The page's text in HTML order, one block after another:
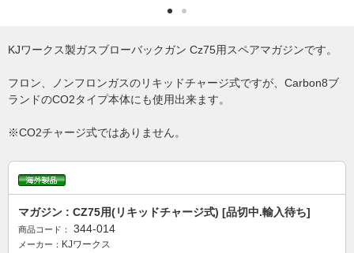
KJワークス製ガスブローバックガン Cz75用スペアマガジンです。
フロン、ノンフロンガスのリキッドチャージ式ですが、Carbon8ブ
ランドのCO2タイプ本体にも使用出来ます。
※CO2チャージ式ではありません。
マガジン : CZ75用(リキッドチャージ式) [品切中.輸入待ち]
商品コード： 344-014
メーカー： KJワークス